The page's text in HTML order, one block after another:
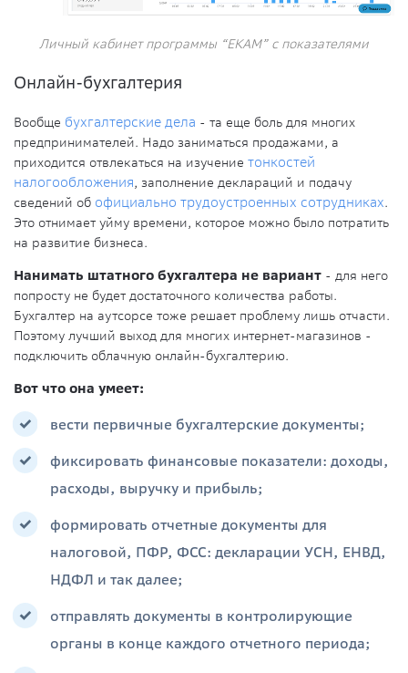
Личный кабинет программы “ЕКАМ” с показателями
Онлайн-бухгалтерия
Вообще бухгалтерские дела - та еще боль для многих
предпринимателей. Надо заниматься продажами, а
приходится отвлекаться на изучение тонкостей
налогообложения, заполнение деклараций и подачу
сведений об официально трудоустроенных сотрудниках.
Это отнимает уйму времени, которое можно было потратить
на развитие бизнеса.
Нанимать штатного бухгалтера не вариант - для него
попросту не будет достаточного количества работы.
Бухгалтер на аутсорсе тоже решает проблему лишь отчасти.
Поэтому лучший выход для многих интернет-магазинов -
подключить облачную онлайн-бухгалтерию.
Вот что она умеет:
вести первичные бухгалтерские документы;
фиксировать финансовые показатели: доходы,
расходы, выручку и прибыль;
формировать отчетные документы для
налоговой, ПФР, ФСС: декларации УСН, ЕНВД,
НДФЛ и так далее;
отправлять документы в контролирующие
органы в конце каждого отчетного периода;